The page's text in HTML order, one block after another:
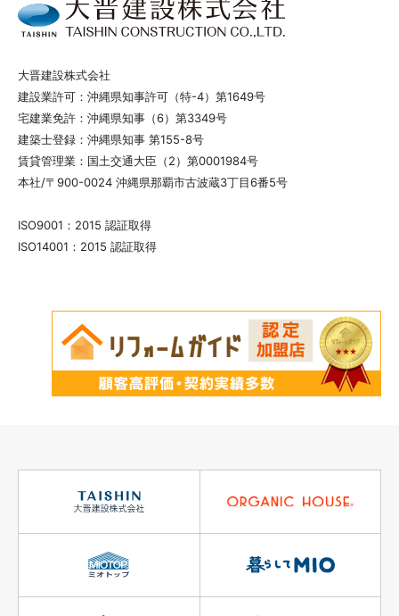
大晋建設株式会社
建設業許可：沖縄県知事許可（特-4）第1649号
宅建業免許：沖縄県知事（6）第3349号
建築士登録：沖縄県知事 第155-8号
賃貸管理業：国土交通大臣（2）第0001984号
本社/〒900-0024 沖縄県那覇市古波蔵3丁目6番5号
ISO9001：2015 認証取得
ISO14001：2015 認証取得